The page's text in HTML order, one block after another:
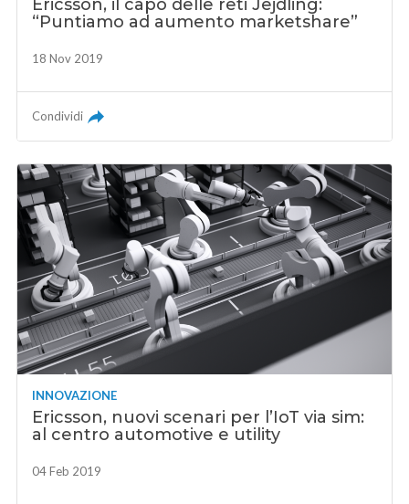
Ericsson, il capo delle reti Jejdling:
“Puntiamo ad aumento marketshare”
18 Nov 2019
Condividi
INNOVAZIONE
Ericsson, nuovi scenari per l’IoT via sim:
al centro automotive e utility
04 Feb 2019